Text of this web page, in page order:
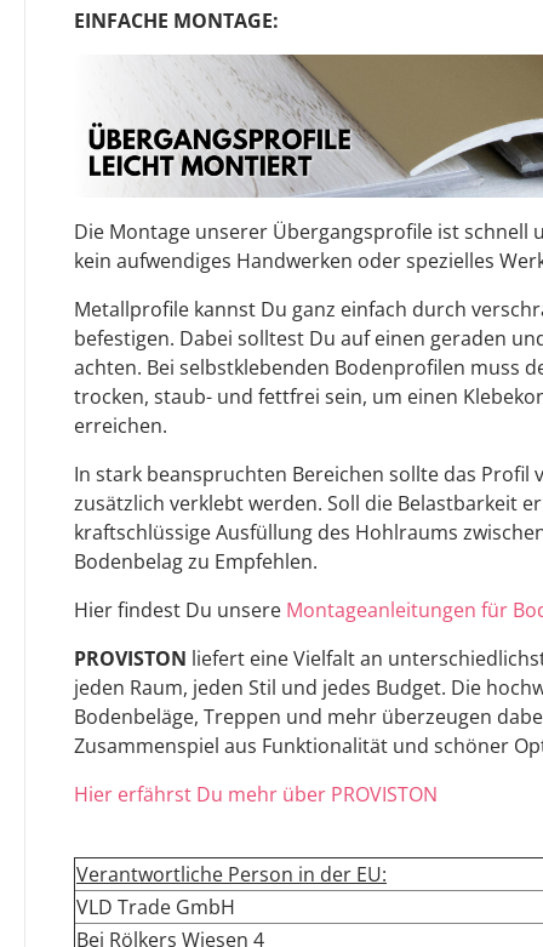
EINFACHE MONTAGE:
Die Montage unserer Übergangsprofile ist schnell
kein aufwendiges Handwerken oder spezielles
Metallprofile kannst Du ganz einfach durch
befestigen. Dabei solltest Du auf einen geraden
achten. Bei selbstklebenden Bodenprofilen muss
trocken, staub- und fettfrei sein, um einen
erreichen.
In stark beanspruchten Bereichen sollte das Profil
zusätzlich verklebt werden. Soll die Belastbarkeit
kraftschlüssige Ausfüllung des Hohlraums
Bodenbelag zu Empfehlen.
Hier findest Du unsere Montageanleitungen für
PROVISTON liefert eine Vielfalt an
jeden Raum, jeden Stil und jedes Budget. Die
Bodenbeläge, Treppen und mehr überzeugen
Zusammenspiel aus Funktionalität und schöner
Hier erfährst Du mehr über PROVISTON
Verantwortliche Person in der EU:
VLD Trade GmbH
Bei Rölkers Wiesen 4